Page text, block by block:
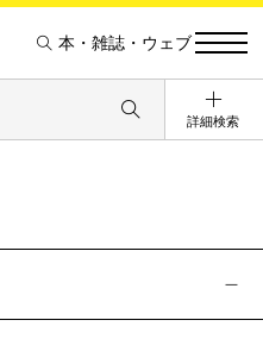
本・雑誌・ウェブ
詳細検索